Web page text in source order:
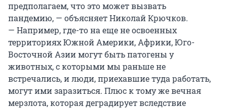
предполагаем, что это может вызвать
пандемию, — объясняет Николай Крючков.
— Например, где-то на еще не освоенных
территориях Южной Америки, Африки, Юго-
Восточной Азии могут быть патогены у
животных, с которыми мы раньше не
встречались, и люди, приехавшие туда работать,
могут ими заразиться. Плюс к тому же вечная
мерзлота, которая деградирует вследствие